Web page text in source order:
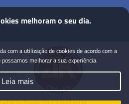
Todos os direitos reservados
melhoram o seu dia.
com a utilização de cookies de acordo com a
melhorar a sua experiência.
Leia mais
adverte: Aposta não é investimento